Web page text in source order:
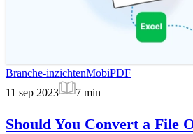
Branche-inzichtenMobiPDF
11 sep 2023
7 min
Should You Convert a File